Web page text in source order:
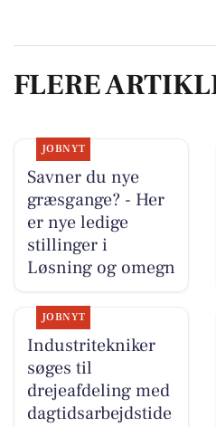
FLERE
JOBNYT
Savner du nye
græsgange? - Her
er nye ledige
stillinger i
Løsning og omegn
JOBNYT
Industritekniker
søges til
drejeafdeling med
dagtidsarbejdstide